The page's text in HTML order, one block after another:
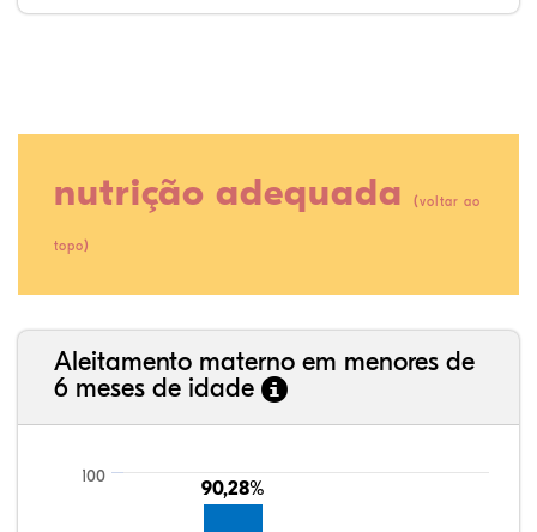
nutrição adequada (voltar ao
topo)
Aleitamento materno em menores de
6 meses de idade
90,28%
90,28%
100
9,70%
0,30%
0,15%
57,88%
27,27%
4,70%
35,89%
3,62%
0,11%
52,11%
2,54%
5,72%